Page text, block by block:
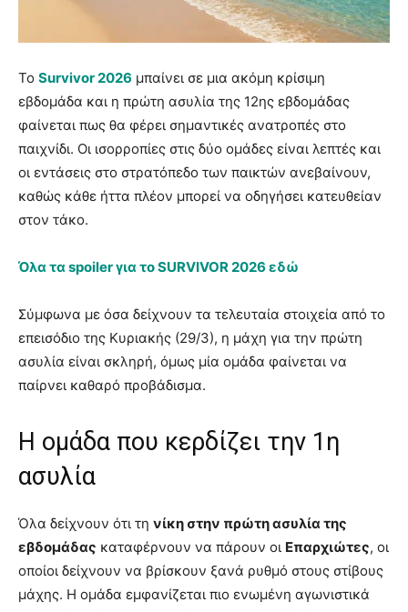
Το Survivor 2026 μπαίνει σε μια ακόμη κρίσιμη
εβδομάδα και η πρώτη ασυλία της 12ης εβδομάδας
φαίνεται πως θα φέρει σημαντικές ανατροπές στο
παιχνίδι. Οι ισορροπίες στις δύο ομάδες είναι λεπτές και
οι εντάσεις στο στρατόπεδο των παικτών ανεβαίνουν,
καθώς κάθε ήττα πλέον μπορεί να οδηγήσει κατευθείαν
στον τάκο.
Όλα τα spoiler για το SURVIVOR 2026 εδώ
Σύμφωνα με όσα δείχνουν τα τελευταία στοιχεία από το
επεισόδιο της Κυριακής (29/3), η μάχη για την πρώτη
ασυλία είναι σκληρή, όμως μία ομάδα φαίνεται να
παίρνει καθαρό προβάδισμα.
Η ομάδα που κερδίζει την 1η
ασυλία
Όλα δείχνουν ότι τη νίκη στην πρώτη ασυλία της
εβδομάδας καταφέρνουν να πάρουν οι Επαρχιώτες, οι
οποίοι δείχνουν να βρίσκουν ξανά ρυθμό στους στίβους
μάχης. Η ομάδα εμφανίζεται πιο ενωμένη αγωνιστικά